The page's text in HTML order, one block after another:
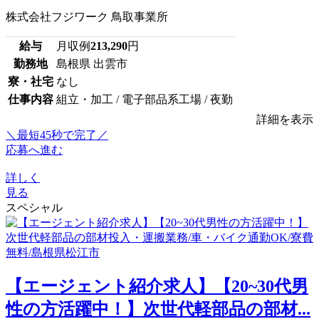
株式会社フジワーク 鳥取事業所
給与 月収例213,290円
勤務地
島根県 出雲市
寮・社宅 なし
仕事内容 組立・加工 / 電子部品系工場 / 夜勤
詳細を表示
＼最短45秒で完了／
応募へ進む
詳しく
見る
スペシャル
【エージェント紹介求人】【20~30代男
性の方活躍中！】次世代軽部品の部材...